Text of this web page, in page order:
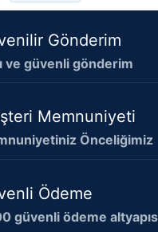
Gönderim
ve güvenli gönderim
Memnuniyeti
Önceliğimiz
Ödeme
güvenli ödeme